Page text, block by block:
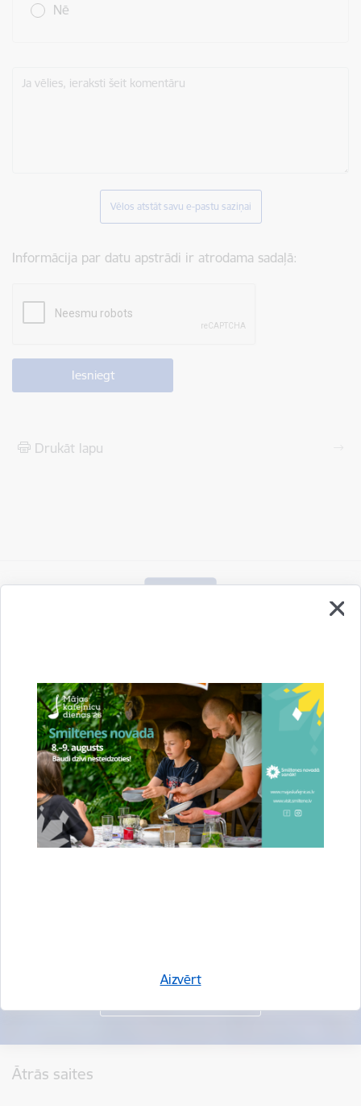
Aizvērt
Nē
Ja vēlies, ieraksti šeit komentāru
Vēlos atstāt savu e-pastu saziņai
Informācija par datu apstrādi ir atrodama sadaļā:
Drukāt lapu
Vai šī informācija bija noderīga?
Sniegt atsauksmi
Ātrās saites